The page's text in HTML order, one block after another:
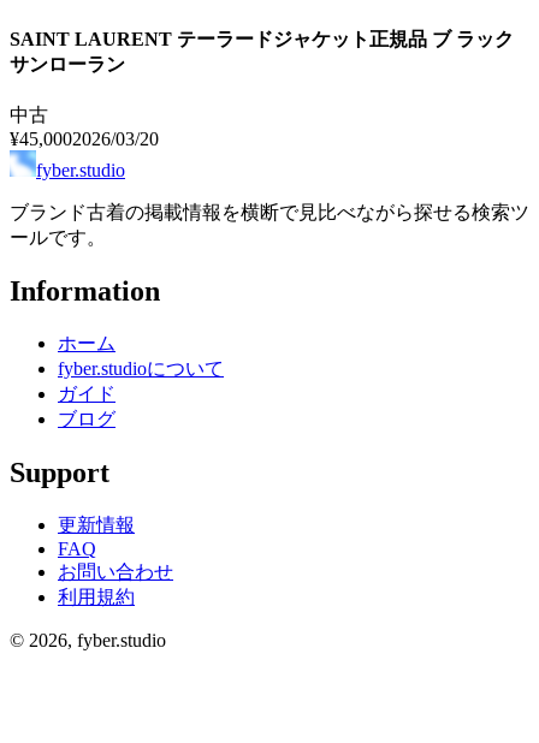
SAINT LAURENT テーラードジャケット正規品 ブ ラック
サンローラン
中古
¥45,0002026/03/20
fyber.studio
ブランド古着の掲載情報を横断で見比べながら探せる検索ツ
ールです。
Information
ホーム
fyber.studioについて
ガイド
ブログ
Support
更新情報
FAQ
お問い合わせ
利用規約
© 2026, fyber.studio